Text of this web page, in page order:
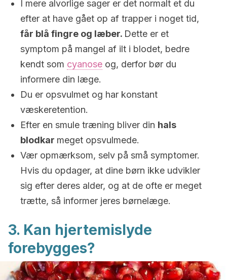
I mere alvorlige sager er det normalt et du
efter at have gået op af trapper i noget tid,
får blå fingre og læber. Dette er et
symptom på mangel af ilt i blodet, bedre
kendt som cyanose og, derfor bør du
informere din læge.
Du er opsvulmet og har konstant
væskeretention.
Efter en smule træning bliver din hals
blodkar meget opsvulmede.
Vær opmærksom, selv på små symptomer.
Hvis du opdager, at dine børn ikke udvikler
sig efter deres alder, og at de ofte er meget
trætte, så informer jeres børnelæge.
3. Kan hjertemislyde
forebygges?